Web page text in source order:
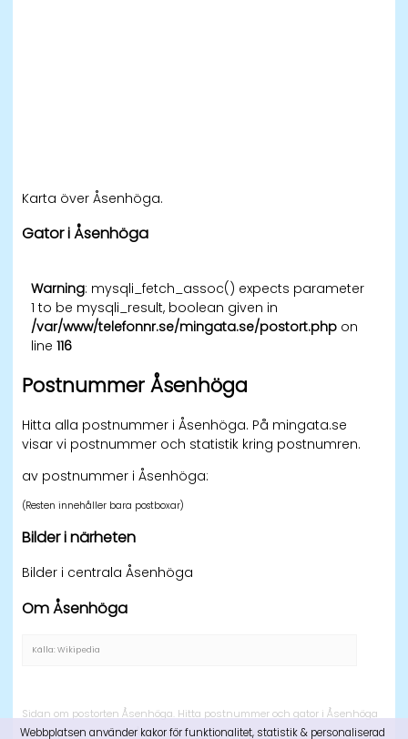
Webbplatsen använder kakor för funktionalitet, statistik & personaliserad
Karta över Åsenhöga.
Gator i Åsenhöga
Warning: mysqli_fetch_assoc() expects parameter
1 to be mysqli_result, boolean given in
/var/www/telefonnr.se/mingata.se/postort.php on
line 116
Postnummer Åsenhöga
Hitta alla postnummer i Åsenhöga. På mingata.se
visar vi postnummer och statistik kring postnumren.
av postnummer i Åsenhöga:
(Resten innehåller bara postboxar)
Bilder i närheten
Bilder i centrala Åsenhöga
Om Åsenhöga
Källa: Wikipedia
Sidan om postorten Åsenhöga. Hitta postnummer och gator i Åsenhöga
och se på en karta var Åsenhöga ligger i Sverige.